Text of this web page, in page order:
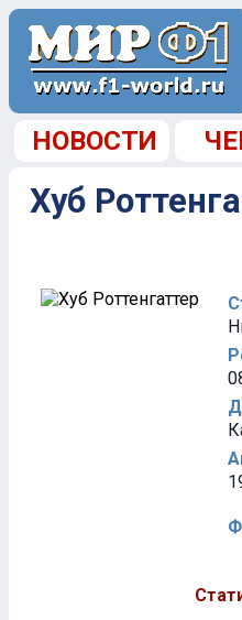
НОВОСТИ
Хуб